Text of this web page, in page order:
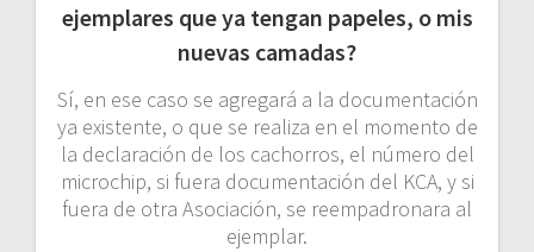
ejemplares que ya tengan papeles, o mis
nuevas camadas?
Sí, en ese caso se agregará a la documentación
ya existente, o que se realiza en el momento de
la declaración de los cachorros, el número del
microchip, si fuera documentación del KCA, y si
fuera de otra Asociación, se reempadronara al
ejemplar.